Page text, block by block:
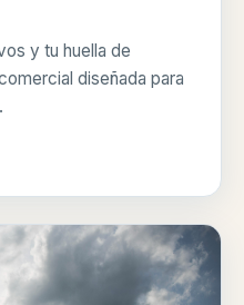
y tu huella de
diseñada para